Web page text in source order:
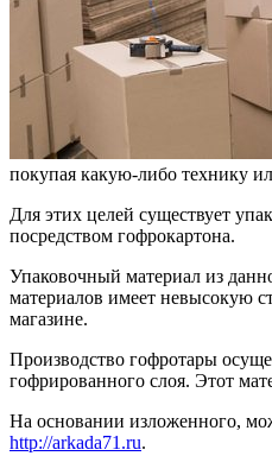
покупая какую-либо технику
Для этих целей существует
посредством гофрокартона.
Упаковочный материал из
материалов имеет невысокую
магазине.
Производство гофротары
гофрированного слоя. Этот
На основании изложенного,
http://arkada71.ru.